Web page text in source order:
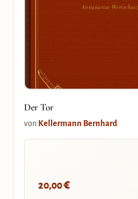
Antiquariat Wortschatz
Der Tor
von Kellermann Bernhard
20,00€